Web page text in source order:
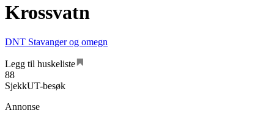
Krossvatn
DNT Stavanger og omegn
Legg til huskeliste
88
SjekkUT-besøk
Annonse